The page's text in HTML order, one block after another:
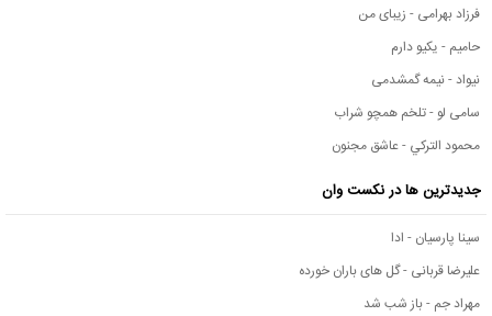
فرزاد بهرامی - زیبای من
حامیم - یکیو دارم
نیواد - نیمه گمشدمی
سامی لو - تلخم همچو شراب
محمود التركي - عاشق مجنون
جدیدترین ها در نکست وان
سینا پارسیان - ادا
علیرضا قربانی - گل های باران خورده
مهراد جم - باز شب شد